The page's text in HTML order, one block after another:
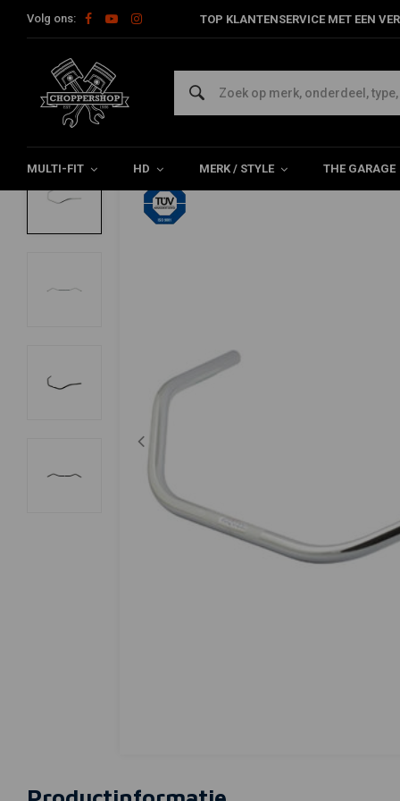
Volg ons: TOP KLANTENSERVICE MET EEN
MULTI-FIT HD MERK / STYLE THE GARAGE
Home HD Sturen en accessoires Sturen Harley 1'' Dirty
FEHLING
1'' Dirty Bar 82-20 HD (selecteer kleur)